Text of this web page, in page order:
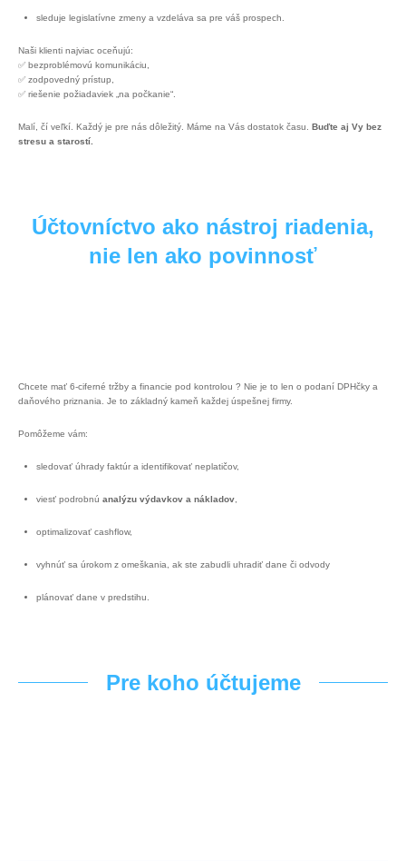
sleduje legislatívne zmeny a vzdeláva sa pre váš prospech.
Naši klienti najviac oceňujú:
✅ bezproblémovú komunikáciu,
✅ zodpovedný prístup,
✅ riešenie požiadaviek „na počkanie“.
Malí, čí veľkí. Každý je pre nás dôležitý. Máme na Vás dostatok času. Buďte aj Vy bez
stresu a starostí.
Účtovníctvo ako nástroj riadenia,
nie len ako povinnosť
Chcete mať 6-ciferné tržby a financie pod kontrolou ? Nie je to len o podaní DPHčky a
daňového priznania. Je to základný kameň každej úspešnej firmy.
Pomôžeme vám:
sledovať úhrady faktúr a identifikovať neplatičov,
viesť podrobnú analýzu výdavkov a nákladov
optimalizovať cashflow,
vyhnúť sa úrokom z omeškania, ak ste zabudli uhradiť dane či odvody
plánovať dane v predstihu.
Pre koho účtujeme